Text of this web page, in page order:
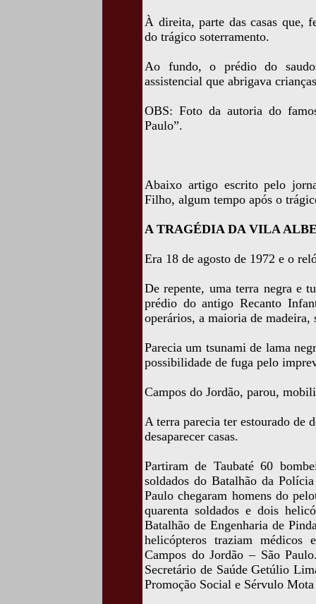
À direita, parte das casas que,
do trágico soterramento.
Ao fundo, o prédio do
assistencial que abrigava
OBS: Foto da autoria do
Paulo”.
Abaixo artigo escrito pelo
Filho, algum tempo após o
A TRAGÉDIA DA VILA
Era 18 de agosto de 1972 e o
De repente, uma terra negra e
prédio do antigo Recanto
operários, a maioria de
Parecia um tsunami de lama
possibilidade de fuga pelo
Campos do Jordão, parou,
A terra parecia ter estourado de
desaparecer casas.
Partiram de Taubaté 60
soldados do Batalhão da
Paulo chegaram homens do
quarenta soldados e dois
Batalhão de Engenharia de
helicópteros traziam médicos
Campos do Jordão – São
Secretário de Saúde Getúlio
Promoção Social e Sérvulo